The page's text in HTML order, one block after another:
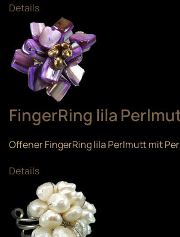
Details
FingerRing lila
Offener FingerRing lila Perlmutt mit
Details